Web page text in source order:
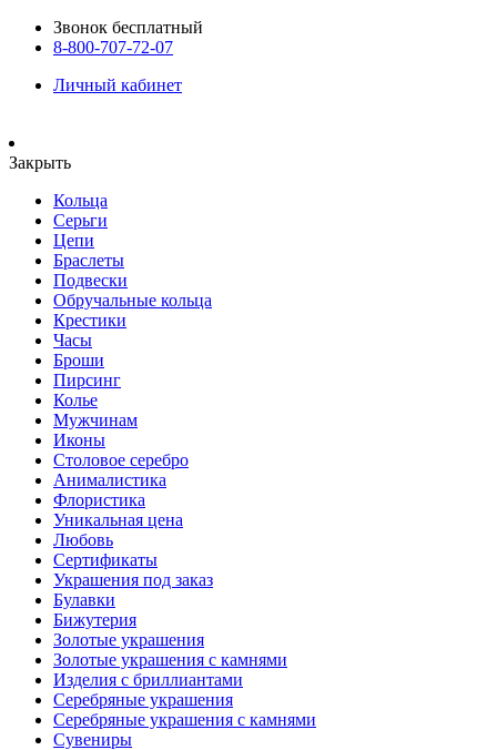
Звонок бесплатный
8-800-707-72-07
Личный кабинет
Закрыть
Кольца
Серьги
Цепи
Браслеты
Подвески
Обручальные кольца
Крестики
Часы
Броши
Пирсинг
Колье
Мужчинам
Иконы
Столовое серебро
Анималистика
Флористика
Уникальная цена
Любовь
Сертификаты
Украшения под заказ
Булавки
Бижутерия
Золотые украшения
Золотые украшения с камнями
Изделия с бриллиантами
Серебряные украшения
Серебряные украшения с камнями
Сувениры